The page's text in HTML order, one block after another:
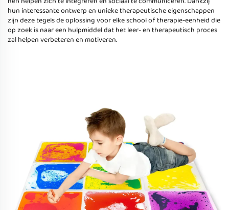
hun interessante ontwerp en unieke therapeutische eigenschappen
zijn deze tegels de oplossing voor elke school of therapie-eenheid die
op zoek is naar een hulpmiddel dat het leer- en therapeutisch proces
zal helpen verbeteren en motiveren.